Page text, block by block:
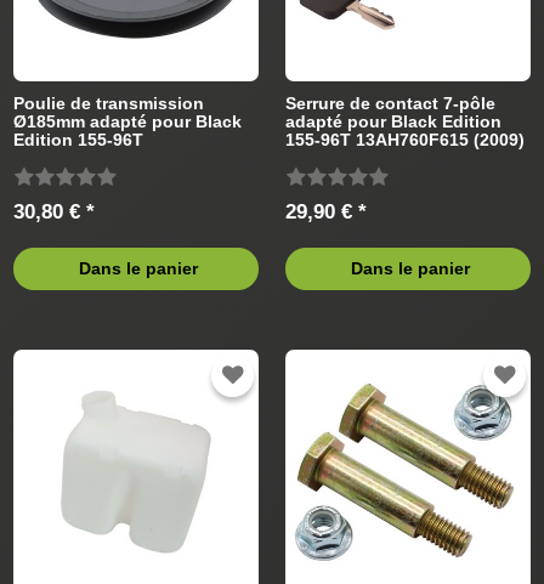
Poulie de transmission
Ø185mm adapté pour Black
Edition 155-96T
de pelouse
30,80 € *
Dans le panier
Serrure de contact 7-pôle
adapté pour Black Edition
155-96T 13AH760F615 (2009)
29,90 € *
Dans le panier